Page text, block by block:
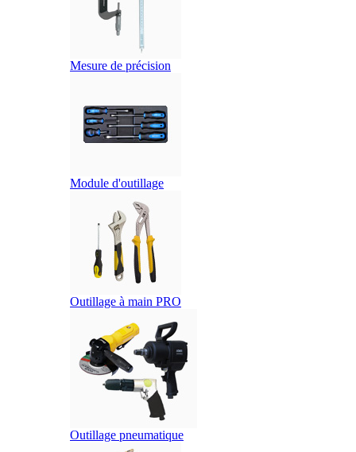
Mesure de précision
Module d'outillage
Outillage à main PRO
Outillage pneumatique